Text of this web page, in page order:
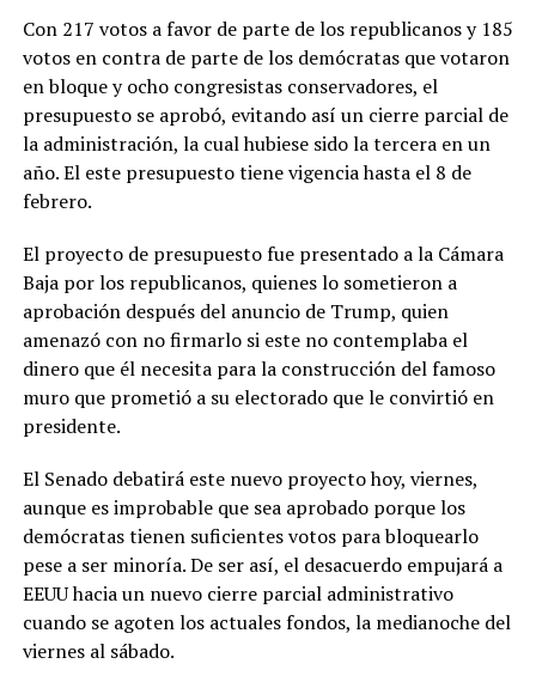
Con 217 votos a favor de parte de los republicanos y 185
votos en contra de parte de los demócratas que votaron
en bloque y ocho congresistas conservadores, el
presupuesto se aprobó, evitando así un cierre parcial de
la administración, la cual hubiese sido la tercera en un
año. El este presupuesto tiene vigencia hasta el 8 de
febrero.
El proyecto de presupuesto fue presentado a la Cámara
Baja por los republicanos, quienes lo sometieron a
aprobación después del anuncio de Trump, quien
amenazó con no firmarlo si este no contemplaba el
dinero que él necesita para la construcción del famoso
muro que prometió a su electorado que le convirtió en
presidente.
El Senado debatirá este nuevo proyecto hoy, viernes,
aunque es improbable que sea aprobado porque los
demócratas tienen suficientes votos para bloquearlo
pese a ser minoría. De ser así, el desacuerdo empujará a
EEUU hacia un nuevo cierre parcial administrativo
cuando se agoten los actuales fondos, la medianoche del
viernes al sábado.